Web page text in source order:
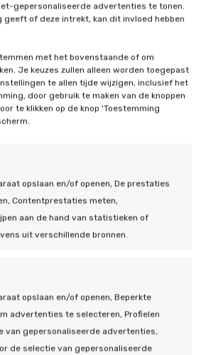
gepersonaliseerde advertenties te tonen.
geeft of deze intrekt, kan dit invloed hebben
met het bovenstaande of om
Je keuzes zullen alleen worden toegepast
te allen tijde wijzigen, inclusief het
door gebruik te maken van de knoppen
te klikken op de knop 'Toestemming
opslaan en/of openen, De prestaties
Contentprestaties meten,
aan de hand van statistieken of
uit verschillende bronnen.
opslaan en/of openen, Beperkte
advertenties te selecteren, Profielen
van gepersonaliseerde advertenties,
de selectie van gepersonaliseerde
huis geschikt is voor WTW
in uw situatie kost?Neem dan
vrijblijvend adviesgesprek
geven we inzicht
we over de meest
maakt u van uw bestaande
en energiezuinig thuis.